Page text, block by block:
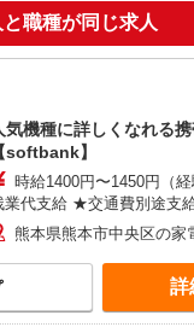
職種が同じ求人
気機種に詳しくなれる
softbank】
時給1400円〜1450円（
業代支給 ★交通費別途支給
・。○。・゜+゜・。○。
給(規定有) お友達を紹介頂くと, インセンテ
給(規定有) ★月2回払い・週払い可能（規程
）★ ゜・。○。・゜+゜・
熊本県熊本市中央区の家
詳